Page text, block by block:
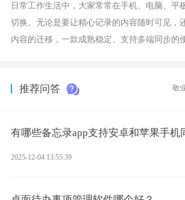
日常工作生活中，大家常常在手机、电脑、平
切换。无论是要让精心记录的内容随时可见，
内容的迁移，一款成熟稳定、支持多端同步的
推荐问答 敬
有哪些备忘录app支持安卓和苹果手机
2025-12-04 13:55:39